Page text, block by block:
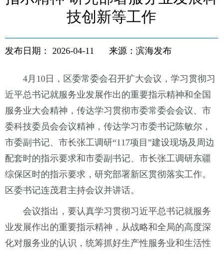
技创新等工作
发布日期： 2026-04-11 来源：滨海发布
4月10日，区委常委会召开扩大会议，学习贯彻习
近平总书记就服务业发展作出的重要指示精神和全国
服务业大会精神，传达学习贯彻市委常委会会议、市
委科技委员会会议精神，传达学习市委书记陈敏尔，
市委副书记、市长张工调研“117项目”建设现场及周边
配套时的指示要求和市委副书记、市长张工调研东疆
综保区时的指示要求，研究部署新区贯彻落实工作。
区委书记连茂君主持会议并讲话。
会议指出，要认真学习贯彻习近平总书记就服务
业发展作出的重要指示精神，从战略和全局的高度深
化对服务业的认识，统筹抓好生产性服务业和生活性